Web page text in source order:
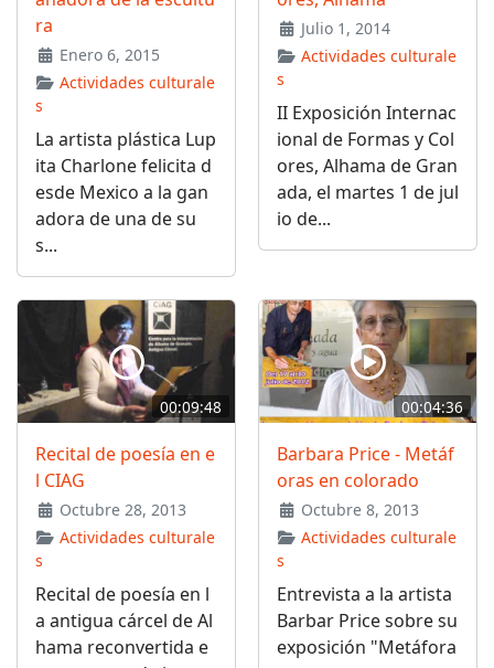
ra
Enero 6, 2015
Actividades culturale
s
La artista plástica Lup
ita Charlone felicita d
esde Mexico a la gan
adora de una de su
s...
Julio 1, 2014
Actividades culturale
s
II Exposición Internac
ional de Formas y Col
ores, Alhama de Gran
ada, el martes 1 de jul
io de...
00:09:48
Recital de poesía en e
l CIAG
Octubre 28, 2013
Actividades culturale
s
Recital de poesía en l
a antigua cárcel de Al
hama reconvertida e
00:04:36
Barbara Price - Metáf
oras en colorado
Octubre 8, 2013
Actividades culturale
s
Entrevista a la artista
Barbar Price sobre su
exposición "Metáfora